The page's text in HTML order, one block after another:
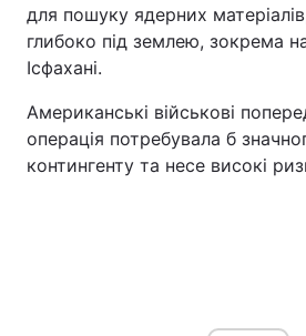
для пошуку ядерних
глибоко під землею, зокрема
Ісфахані.
Американські військові
операція потребувала б
контингенту та несе високі